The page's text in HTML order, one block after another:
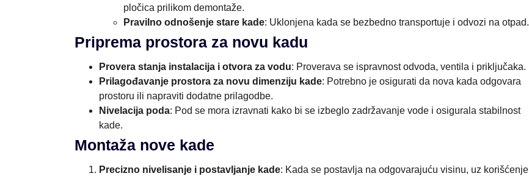
pločica prilikom demontaže.
Pravilno odnošenje stare kade: Uklonjena kada se bezbedno transportuje i odvozi na otpad.
Priprema prostora za novu kadu
Provera stanja instalacija i otvora za vodu: Proverava se ispravnost odvoda, ventila i priključaka.
Prilagođavanje prostora za novu dimenziju kade: Potrebno je osigurati da nova kada odgovara
prostoru ili napraviti dodatne prilagodbe.
Nivelacija poda: Pod se mora izravnati kako bi se izbeglo zadržavanje vode i osigurala stabilnost
kade.
Montaža nove kade
Precizno nivelisanje i postavljanje kade: Kada se postavlja na odgovarajuću visinu, uz korišćenje